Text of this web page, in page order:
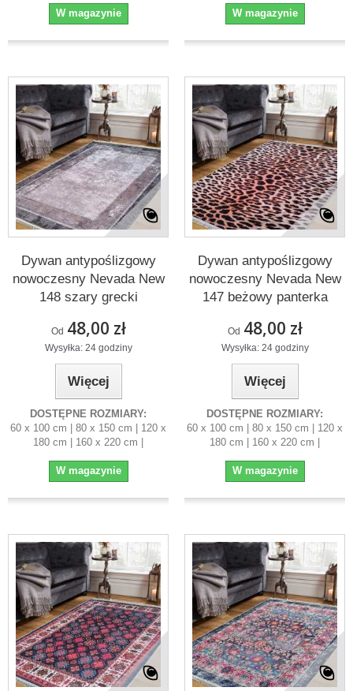
W magazynie W magazynie
Dywan antypoślizgowy
nowoczesny Nevada New
148 szary grecki
Od 48,00 zł
Wysyłka: 24 godziny
Więcej
DOSTĘPNE ROZMIARY:
60 x 100 cm | 80 x 150 cm | 120 x
180 cm | 160 x 220 cm |
W magazynie
Dywan antypoślizgowy
nowoczesny Nevada New
147 beżowy panterka
Od 48,00 zł
Wysyłka: 24 godziny
Więcej
DOSTĘPNE ROZMIARY:
60 x 100 cm | 80 x 150 cm | 120 x
180 cm | 160 x 220 cm |
W magazynie